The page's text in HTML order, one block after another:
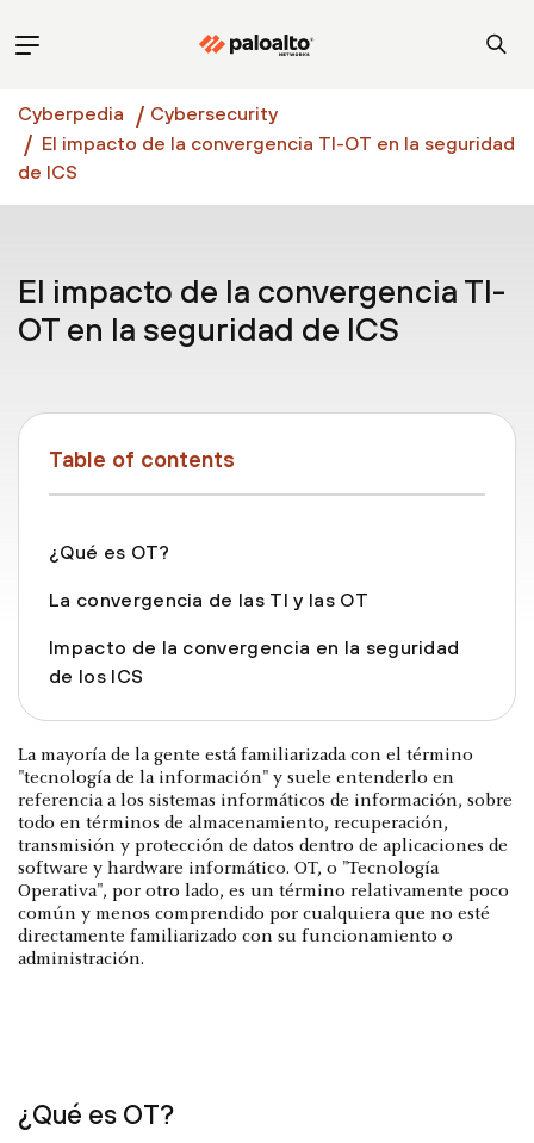
Cyberpedia
Cybersecurity
El impacto de la convergencia TI-OT en la seguridad
de ICS
El impacto de la convergencia TI-
OT en la seguridad de ICS
Table of contents
¿Qué es OT?
La convergencia de las TI y las OT
Impacto de la convergencia en la seguridad
de los ICS
La mayoría de la gente está familiarizada con el término
"tecnología de la información" y suele entenderlo en
referencia a los sistemas informáticos de información, sobre
todo en términos de almacenamiento, recuperación,
transmisión y protección de datos dentro de aplicaciones de
software y hardware informático. OT, o "Tecnología
Operativa", por otro lado, es un término relativamente poco
común y menos comprendido por cualquiera que no esté
directamente familiarizado con su funcionamiento o
administración.
¿Qué es OT?